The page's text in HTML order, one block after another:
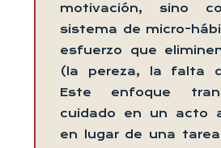
motivación, sino
sistema de micro-
esfuerzo que
(la pereza, la falta
Este enfoque
cuidado en un acto
en lugar de una